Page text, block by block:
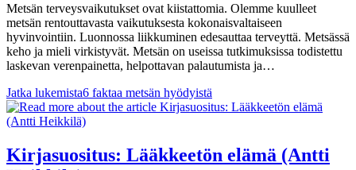
Metsän terveysvaikutukset ovat kiistattomia. Olemme kuulleet
metsän rentouttavasta vaikutuksesta kokonaisvaltaiseen
hyvinvointiin. Luonnossa liikkuminen edesauttaa terveyttä. Metsässä
keho ja mieli virkistyvät. Metsän on useissa tutkimuksissa todistettu
laskevan verenpainetta, helpottavan palautumista ja…
Jatka lukemista6 faktaa metsän hyödyistä
Kirjasuositus: Lääkkeetön elämä (Antti